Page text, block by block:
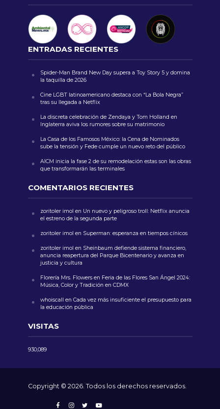
ENTRADAS RECIENTES
Spider-Man Brand New Day supera a Toy Story 5 y domina
la taquilla de 2026
Cine LGBT latinoamericano destaca con “La Bola Negra”
tras su llegada a Netflix
La discreta celebración de Zendaya y Tom Holland en
Inglaterra aviva los rumores sobre su matrimonio
La Casa de los Famosos México: la Cena de Nominados
sube la tensión y Fede cumple un nuevo reto del público
AICM inicia la fase 2 de su remodelación estas son las obras
que transformarán las terminales
COMENTARIOS RECIENTES
zoritoler imol en Un nuevo y peligroso troll: Netflix anuncia
el estreno de la segunda parte
zoritoler imol en Superman: esperanza en tiempos cínicos
zoritoler imol en Sheinbaum defiende sistema financiero,
anuncia reapertura del Parque Bicentenario y avanza en
justicia y cultura
Florería Mrs. Flowersen Feria de las Flores San Ángel 2024:
Música, Color y Tradición en CDMX
whoiscall en Cada vez más insuficiente el presupuesto para
la educación pública
VISITAS
930,089
Copyright © 2026. Todos los derechos reservados.